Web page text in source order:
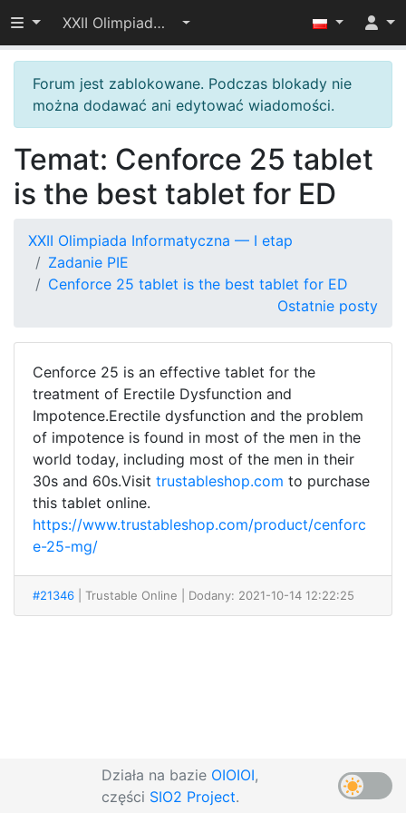
Przełącz widoczność menu
XXII Olimpiada Informatyczna — I etap
Forum jest zablokowane. Podczas blokady nie
można dodawać ani edytować wiadomości.
Temat: Cenforce 25 tablet
is the best tablet for ED
XXII Olimpiada Informatyczna — I etap
Zadanie PIE
Cenforce 25 tablet is the best tablet for ED
Ostatnie posty
Cenforce 25 is an effective tablet for the
treatment of Erectile Dysfunction and
Impotence.Erectile dysfunction and the problem
of impotence is found in most of the men in the
world today, including most of the men in their
30s and 60s.Visit trustableshop.com to purchase
this tablet online.
https://www.trustableshop.com/product/cenforc
e-25-mg/
#21346 | Trustable Online | Dodany: 2021-10-14 12:22:25
Działa na bazie OIOIOI,
części SIO2 Project.